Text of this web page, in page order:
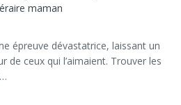
maman
épreuve dévastatrice, laissant un
de ceux qui l’aimaient. Trouver les